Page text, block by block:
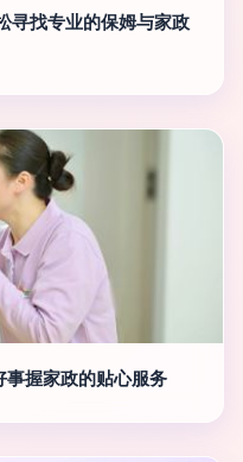
寻找专业的保姆与家政
事握家政的贴心服务